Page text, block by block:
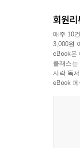
모나에
회원리
매주 10
3,000원
eBook은
클래스
사락 독
eBook